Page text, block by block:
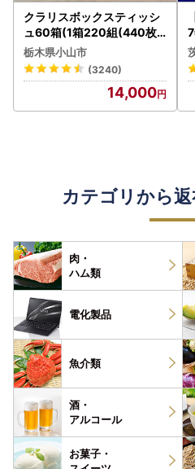
クラリスボックスティッシ
ュ60箱(1箱220組(440枚))
(5個入り×12セット)【配送
不可地域：離島・沖縄県】
【1256759】
栃木県小山市
(3240)
14,000
カテゴリから
肉・
ハム類
電化製品
魚介類
酒・
アルコール
お菓子・